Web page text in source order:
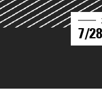
7/28